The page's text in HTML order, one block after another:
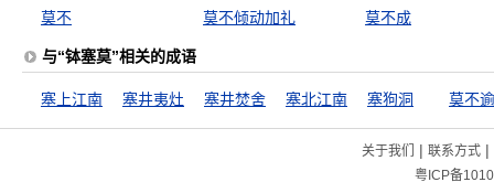
莫不
莫不倾动加礼 莫不成
与“钵塞莫”相关的成语
塞上江南 塞井夷灶 塞井焚舍 塞北江南 塞狗洞 莫不
关于我们 | 联系方式|
粤ICP备